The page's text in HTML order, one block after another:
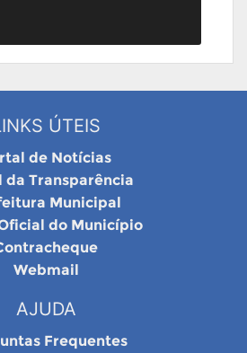
ÚTEIS
de Notícias
da Transparência
Municipal
do Município
Webmail
AJUDA
Frequentes